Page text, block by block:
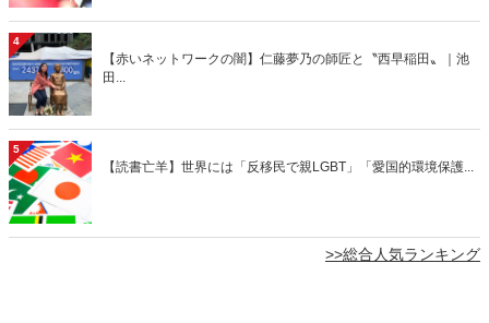
4
【赤いネットワークの闇】仁藤夢乃の師匠と〝西早稲田〟｜池
田...
5
【読書亡羊】世界には「反移民で親LGBT」「愛国的環境保護...
>>総合人気ランキング